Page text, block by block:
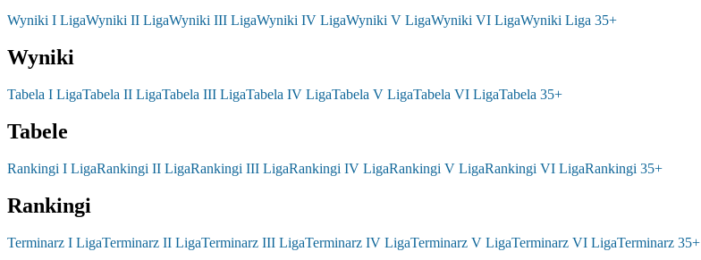
Wyniki I LigaWyniki II LigaWyniki III LigaWyniki IV LigaWyniki V LigaWyniki VI LigaWyniki Liga 35+
Wyniki
Tabela I LigaTabela II LigaTabela III LigaTabela IV LigaTabela V LigaTabela VI LigaTabela 35+
Tabele
Rankingi I LigaRankingi II LigaRankingi III LigaRankingi IV LigaRankingi V LigaRankingi VI LigaRankingi 35+
Rankingi
Terminarz I LigaTerminarz II LigaTerminarz III LigaTerminarz IV LigaTerminarz V LigaTerminarz VI LigaTerminarz 35+